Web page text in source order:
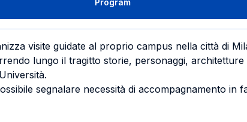
Program
visite guidate al proprio campus nella città di
lungo il tragitto storie, personaggi, architetture
segnalare necessità di accompagnamento in